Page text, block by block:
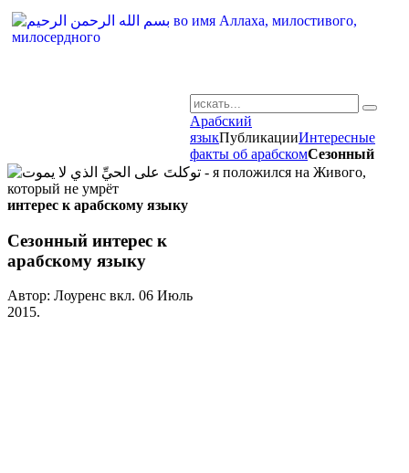
Арабский
языкПубликацииИнтересные
факты об арабскомСезонный
интерес к арабскому языку
Сезонный интерес к
арабскому языку
Автор: Лоуренс вкл. 06 Июль
2015.